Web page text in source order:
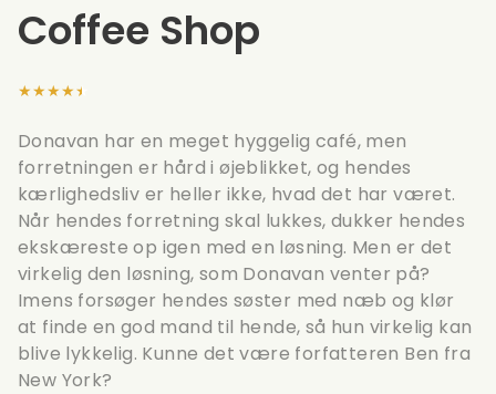
Coffee Shop
★★★★★
Donavan har en meget hyggelig café, men
forretningen er hård i øjeblikket, og hendes
kærlighedsliv er heller ikke, hvad det har været.
Når hendes forretning skal lukkes, dukker hendes
ekskæreste op igen med en løsning. Men er det
virkelig den løsning, som Donavan venter på?
Imens forsøger hendes søster med næb og klør
at finde en god mand til hende, så hun virkelig kan
blive lykkelig. Kunne det være forfatteren Ben fra
New York?